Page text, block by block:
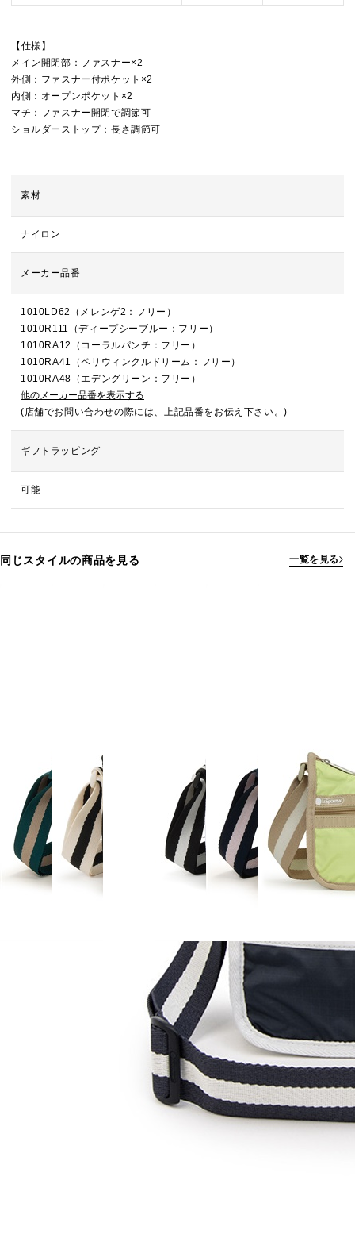
【仕様】
メイン開閉部：ファスナー×2
外側：ファスナー付ポケット×2
内側：オープンポケット×2
マチ：ファスナー開閉で調節可
ショルダーストップ：長さ調節可
素材
ナイロン
メーカー品番
1010LD62（メレンゲ2：フリー）
1010R111（ディープシーブルー：フリー）
1010RA12（コーラルパンチ：フリー）
1010RA41（ペリウィンクルドリーム：フリー）
1010RA48（エデングリーン：フリー）
他のメーカー品番を表示する
(店舗でお問い合わせの際には、上記品番をお伝え下さい。)
ギフトラッピング
可能
同じスタイルの商品を見る 一覧を見る